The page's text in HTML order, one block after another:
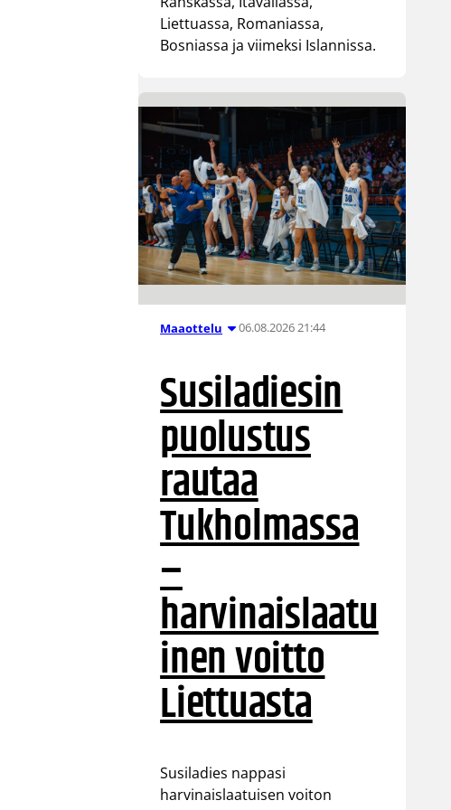
Liettuassa, Romaniassa,
Bosniassa ja viimeksi Islannissa.
Maaottelu 06.08.2026 21:44
Susiladiesin
puolustus
rautaa
Tukholmassa
–
harvinaislaatu
inen voitto
Liettuasta
Susiladies nappasi
harvinaislaatuisen voiton